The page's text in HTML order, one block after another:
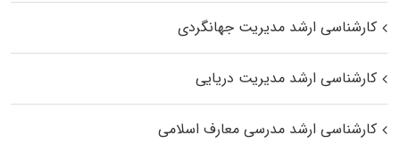
کارشناسی ارشد مدیریت جهانگردی
کارشناسی ارشد مدیریت دریایی
کارشناسی ارشد مدرسی معارف اسلامی